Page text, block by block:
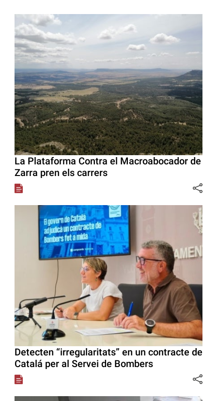
La Plataforma Contra el Macroabocador de
Zarra pren els carrers
Detecten “irregularitats” en un contracte de
Catalá per al Servei de Bombers